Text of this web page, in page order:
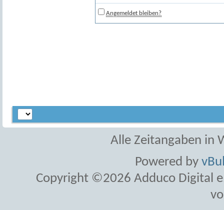
Angemeldet bleiben?
Alle Zeitangaben in
Powered by
Copyright ©2026 Adduco Digital